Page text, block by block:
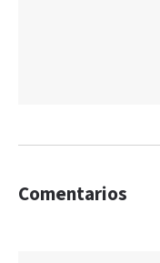
Comentarios